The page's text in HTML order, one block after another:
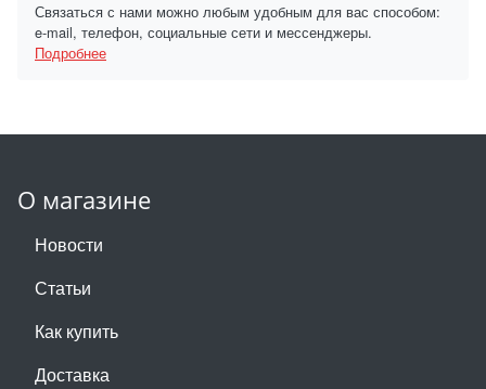
Связаться с нами можно любым удобным для вас способом:
e-mail, телефон, социальные сети и мессенджеры.
Подробнее
О магазине
Новости
Статьи
Как купить
Доставка